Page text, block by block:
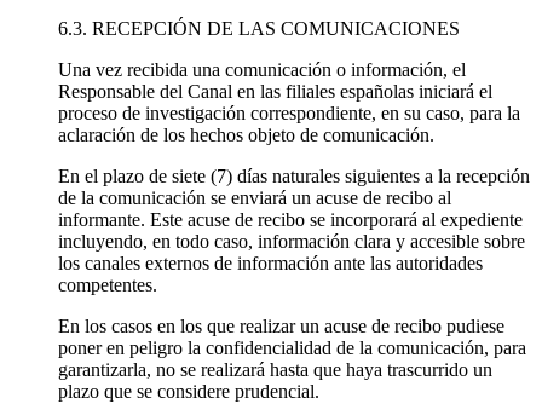
6.3. RECEPCIÓN DE LAS COMUNICACIONES
Una vez recibida una comunicación o información, el
Responsable del Canal en las filiales españolas iniciará el
proceso de investigación correspondiente, en su caso, para la
aclaración de los hechos objeto de comunicación.
En el plazo de siete (7) días naturales siguientes a la recepción
de la comunicación se enviará un acuse de recibo al
informante. Este acuse de recibo se incorporará al expediente
incluyendo, en todo caso, información clara y accesible sobre
los canales externos de información ante las autoridades
competentes.
En los casos en los que realizar un acuse de recibo pudiese
poner en peligro la confidencialidad de la comunicación, para
garantizarla, no se realizará hasta que haya trascurrido un
plazo que se considere prudencial.